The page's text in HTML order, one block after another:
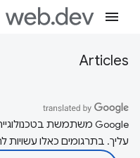
Articles
עליך. בתרגומים כאלו עשויות